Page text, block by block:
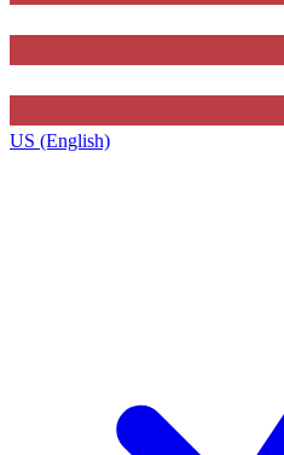
US (English)